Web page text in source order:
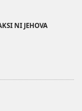
NI JEHOVA